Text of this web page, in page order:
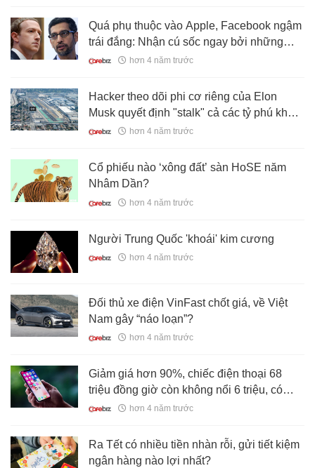
Quá phụ thuộc vào Apple, Facebook ngậm
trái đắng: Nhận cú sốc ngay bởi những
thay đổi nhỏ nhất, tương lai mờ mịt khác
hơn 4 năm trước
Hacker theo dõi phi cơ riêng của Elon
Musk quyết định "stalk" cả các tỷ phú khác
để kiếm tiền, Bill Gates hay Jeff Bezos đều
hơn 4 năm trước
Cổ phiếu nào ‘xông đất’ sàn HoSE năm
Nhâm Dần?
hơn 4 năm trước
Người Trung Quốc 'khoái' kim cương
hơn 4 năm trước
Đối thủ xe điện VinFast chốt giá, về Việt
Nam gây “náo loạn”?
hơn 4 năm trước
Giảm giá hơn 90%, chiếc điện thoại 68
triệu đồng giờ còn không nổi 6 triệu, có
nên mua?hơn 4 năm trước
Ra Tết có nhiều tiền nhàn rỗi, gửi tiết kiệm
ngân hàng nào lợi nhất?